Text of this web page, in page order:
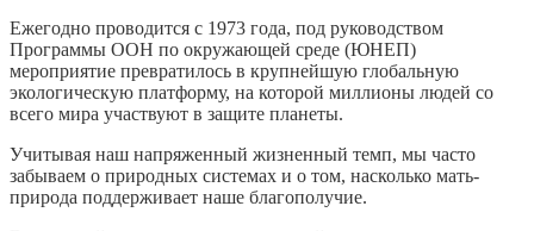
Ежегодно проводится с 1973 года, под руководством
Программы ООН по окружающей среде (ЮНЕП)
мероприятие превратилось в крупнейшую глобальную
экологическую платформу, на которой миллионы людей со
всего мира участвуют в защите планеты.
Учитывая наш напряженный жизненный темп, мы часто
забываем о природных системах и о том, насколько мать-
природа поддерживает наше благополучие.